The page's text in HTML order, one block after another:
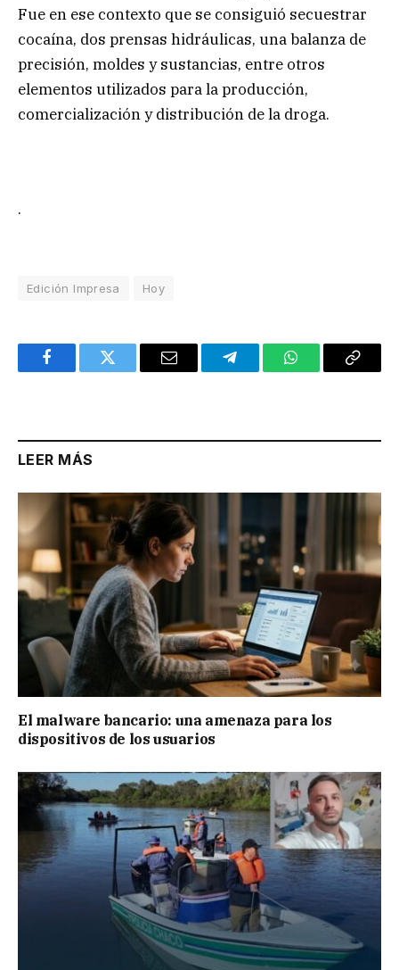
Fue en ese contexto que se consiguió secuestrar
cocaína, dos prensas hidráulicas, una balanza de
precisión, moldes y sustancias, entre otros
elementos utilizados para la producción,
comercialización y distribución de la droga.
.
Edición Impresa Hoy
FacebookTwitter Email TelegramWhatsAppCopy
LEER MÁS
El malware bancario: una amenaza para los
dispositivos de los usuarios